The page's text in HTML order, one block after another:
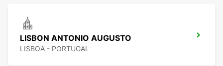
LISBON ANTONIO AUGUSTO
LISBOA - PORTUGAL